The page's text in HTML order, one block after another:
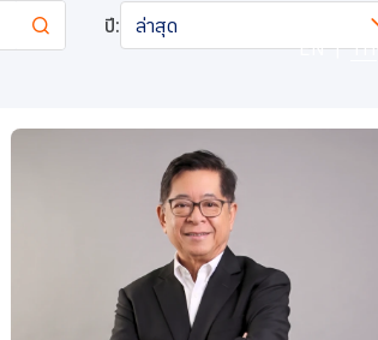
EN | TH
ปี: ล่าสุด